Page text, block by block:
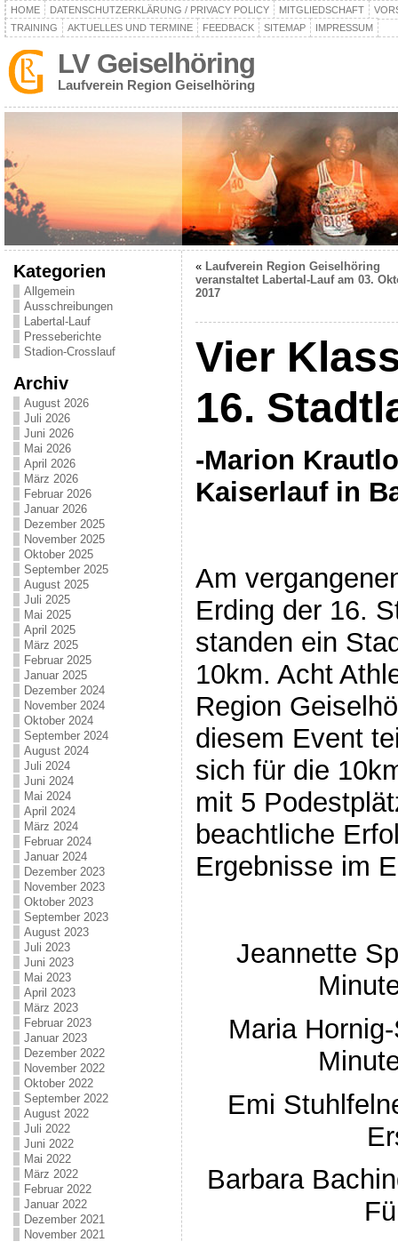
HOME DATENSCHUTZERKLÄRUNG / PRIVACY POLICY MITGLIEDSCHAFT
TRAINING
AKTUELLES UND TERMINE FEEDBACK SITEMAP IMPRESSUM
LV Geiselhöring
Laufverein Region Geiselhöring
Kategorien
Allgemein
Ausschreibungen
Labertal-Lauf
Presseberichte
Stadion-Crosslauf
Archiv
August 2026
Juli 2026
Juni 2026
Mai 2026
April 2026
März 2026
Februar 2026
Januar 2026
Dezember 2025
November 2025
Oktober 2025
September 2025
August 2025
Juli 2025
Mai 2025
April 2025
März 2025
Februar 2025
Januar 2025
Dezember 2024
November 2024
Oktober 2024
September 2024
August 2024
Juli 2024
Juni 2024
Mai 2024
April 2024
März 2024
Februar 2024
Januar 2024
Dezember 2023
November 2023
Oktober 2023
September 2023
August 2023
Juli 2023
Juni 2023
Mai 2023
April 2023
März 2023
Februar 2023
Januar 2023
Dezember 2022
November 2022
Oktober 2022
September 2022
August 2022
Juli 2022
Juni 2022
Mai 2022
März 2022
Februar 2022
Januar 2022
Dezember 2021
November 2021
« Laufverein Region Geiselhöring
veranstaltet Labertal-Lauf am 03.
2017
Vier
16.
-Marion
Kaiserlauf in
Am
Erding der 16.
standen ein
10km. Acht
Region
diesem Event
sich für die
mit 5
beachtliche
Ergebnisse im
Jeannette
Maria
Emi
Barbara